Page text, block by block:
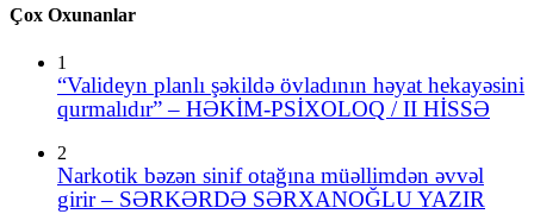
Çox Oxunanlar
1
“Valideyn planlı şəkildə övladının həyat hekayəsini
qurmalıdır” – HƏKİM-PSİXOLOQ / II HİSSƏ
2
Narkotik bəzən sinif otağına müəllimdən əvvəl
girir – SƏRKƏRDƏ SƏRXANOĞLU YAZIR